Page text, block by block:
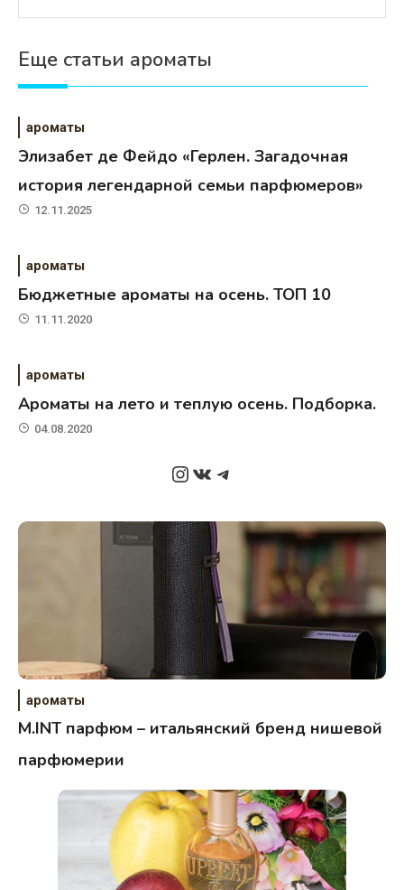
Еще статьи ароматы
ароматы
Элизабет де Фейдо «Герлен. Загадочная
история легендарной семьи парфюмеров»
12.11.2025
ароматы
Бюджетные ароматы на осень. ТОП 10
11.11.2020
ароматы
Ароматы на лето и теплую осень. Подборка.
04.08.2020
Instagram
ВКонтакте
Telegram
ароматы
M.INT парфюм – итальянский бренд нишевой
парфюмерии